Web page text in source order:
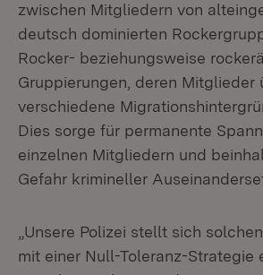
zwischen Mitgliedern von
deutsch dominierten
Rocker- beziehungsweise
Gruppierungen, deren Mitglieder
verschiedene
Dies sorge für permanente
einzelnen Mitgliedern und
Gefahr krimineller
„Unsere Polizei stellt sich
mit einer Null-Toleranz-Strategie